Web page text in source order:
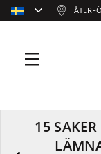
15